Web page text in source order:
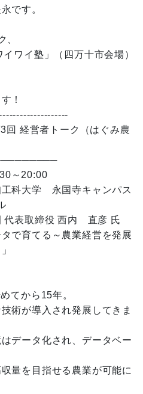
です。
、
ワイ塾」（四万十市会場）
！
経営者トーク（はぐみ農
～20:00
科大学 永国寺キャンパス
代表取締役 西内 直彦 氏
で育てる～農業経営を発展
てから15年。
術が導入され発展してきま
データ化され、データベー
量を目指せる農業が可能に